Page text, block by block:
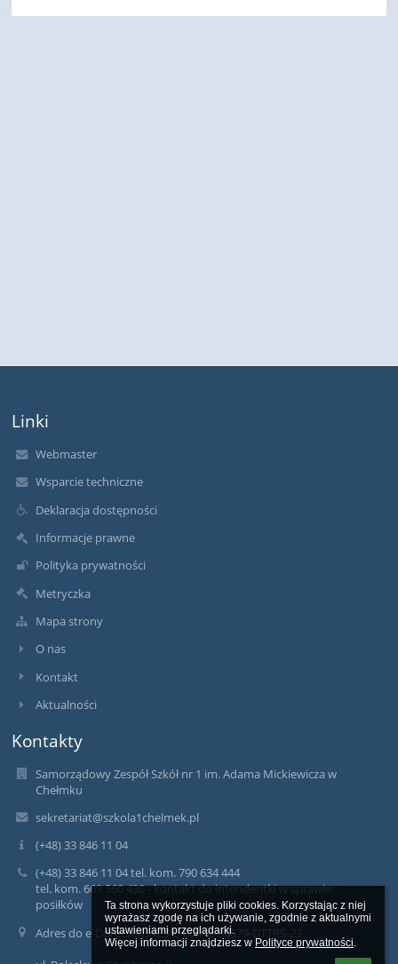
Ta strona wykorzystuje pliki cookies. Korzystając z niej
wyrażasz zgodę na ich używanie, zgodnie z aktualnymi
ustawieniami przeglądarki.
Więcej informacji znajdziesz w Polityce prywatności.
Linki
Webmaster
Wsparcie techniczne
Deklaracja dostępności
Informacje prawne
Polityka prywatności
Metryczka
Mapa strony
O nas
Kontakt
Aktualności
Kontakty
Samorządowy Zespół Szkół nr 1 im. Adama Mickiewicza w
Chełmku
sekretariat@szkola1chelmek.pl
(+48) 33 846 11 04
(+48) 33 846 11 04 tel. kom. 790 634 444
tel. kom. 669 560 430 - kontakt do intendentki w sprawie
posiłków
Adres do e-Doręczeń: AE:PL-80448-36679-DTTRS-23